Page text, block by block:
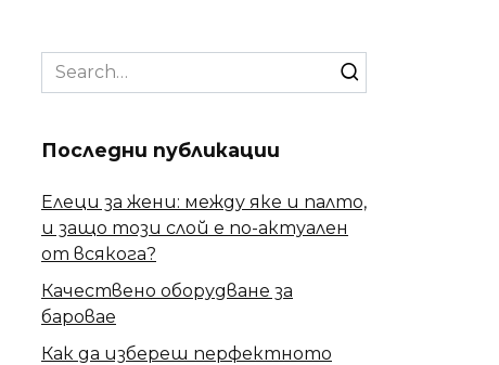
Search
for:
Последни публикации
Елеци за жени: между яке и палто,
и защо този слой е по-актуален
от всякога?
Качествено оборудване за
баровае
Как да избереш перфектното